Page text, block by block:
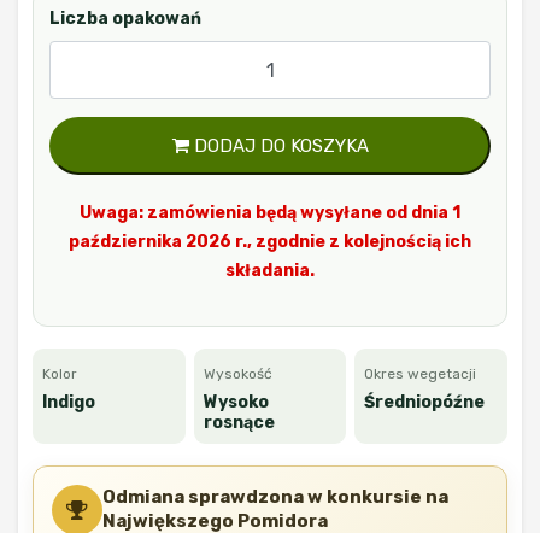
Liczba opakowań
DODAJ DO KOSZYKA
Uwaga: zamówienia będą wysyłane od dnia 1
października 2026 r., zgodnie z kolejnością ich
składania.
Kolor
Indigo
Wysokość
Wysoko
rosnące
Okres wegetacji
Średniopóźne
Odmiana sprawdzona w konkursie na
Największego Pomidora